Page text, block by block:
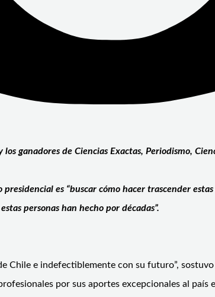
ganadores de Ciencias Exactas, Periodismo,
es “buscar cómo hacer trascender
personas han hecho por décadas”.
Chile e indefectiblemente con su futuro”,
por sus aportes excepcionales al país